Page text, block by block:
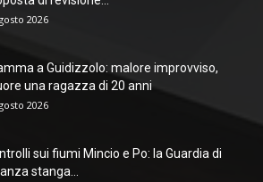
2026
a Guidizzolo: malore improvviso,
una ragazza di 20 anni
2026
sui fiumi Mincio e Po: la Guardia di
stanga...